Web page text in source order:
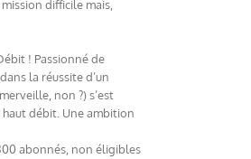
difficile mais,
! Passionné de
la réussite d’un
non ?) s’est
débit. Une ambition
abonnés, non éligibles